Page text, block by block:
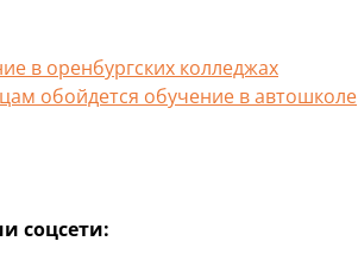
в оренбургских колледжах
обойдется обучение в автошколе
соцсети: